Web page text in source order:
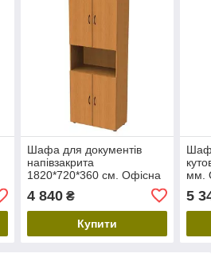
Шафа для документів
напівзакрита
1820*720*360 см. Офісна
шафа ДСП із дверцятами
4 840₴
Купити
мм.
для
5